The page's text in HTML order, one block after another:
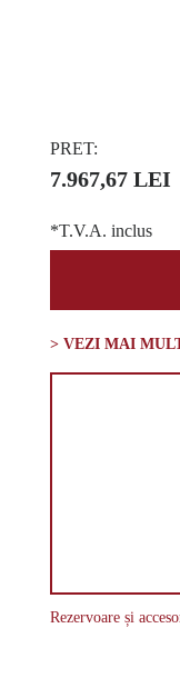
PRET:
7.967,67 LEI
*T.V.A. inclus
> VEZI MAI
Rezervoare și